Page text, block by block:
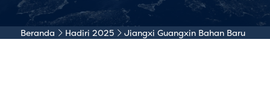
Beranda Hadiri 2025 Jiangxi Guangxin Bahan Baru